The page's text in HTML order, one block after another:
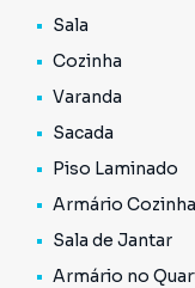
Consulte mais
Sala
Cozinha
Varanda
Sacada
Piso Laminado
Armário Cozinha
Sala de Jantar
Armário no